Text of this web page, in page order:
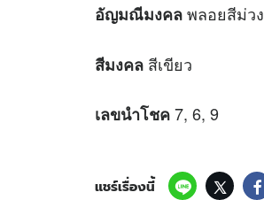
อัญมณีมงคลพลอยสีม่วง
สีมงคล สีเขียว
เลขนำโชค7, 6, 9
แชร์เรื่องนี้